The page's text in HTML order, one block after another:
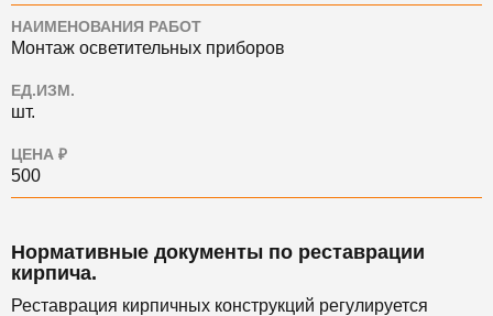
НАИМЕНОВАНИЯ РАБОТ
Монтаж осветительных приборов
ЕД.ИЗМ.
шт.
ЦЕНА ₽
500
Нормативные документы по реставрации
кирпича.
Реставрация кирпичных конструкций регулируется